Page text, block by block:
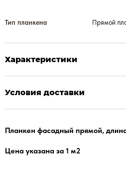
Тип планкена Прямой
Характеристики
Условия доставки
Планкен фасадный прямой,
Цена указана за 1 м2